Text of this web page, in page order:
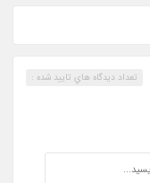
تعداد ديدگاه هاي تاييد شده :